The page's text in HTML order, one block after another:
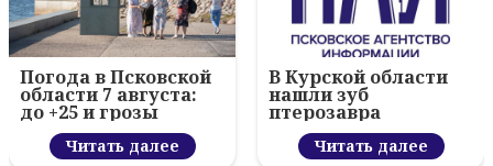
Погода в Псковской
области 7 августа:
до +25 и грозы
Читать далее
В Курской области
нашли зуб
птерозавра
Читать далее